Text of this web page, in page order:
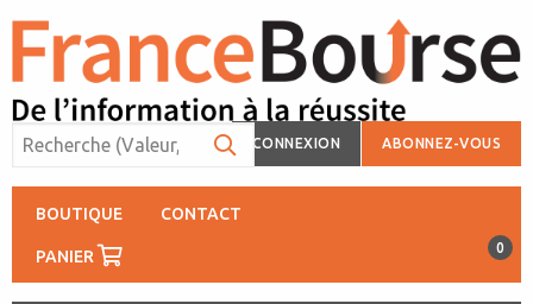
CONNEXION ABONNEZ-VOUS
BOUTIQUE CONTACT
PANIER 0